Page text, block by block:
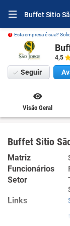
Buffet Sitio
Esta empresa é sua?
4,5
Seguir
Visão Geral
Buffet Sitio
Matriz
Funcionários
Setor
Links